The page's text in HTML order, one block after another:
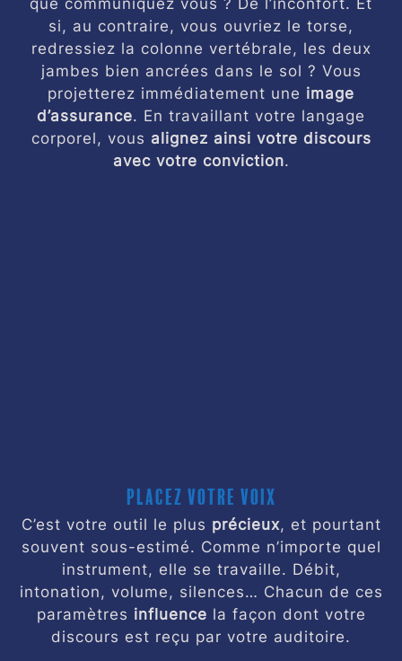
que communiquez vous ? De l’inconfort. Et
si, au contraire, vous ouvriez le torse,
redressiez la colonne vertébrale, les deux
jambes bien ancrées dans le sol ? Vous
projetterez immédiatement une image
d’assurance. En travaillant votre langage
corporel, vous alignez ainsi votre discours
avec votre conviction.
Placez votre voix
C’est votre outil le plus précieux, et pourtant
souvent sous-estimé. Comme n’importe quel
instrument, elle se travaille. Débit,
intonation, volume, silences… Chacun de ces
paramètres influence la façon dont votre
discours est reçu par votre auditoire.